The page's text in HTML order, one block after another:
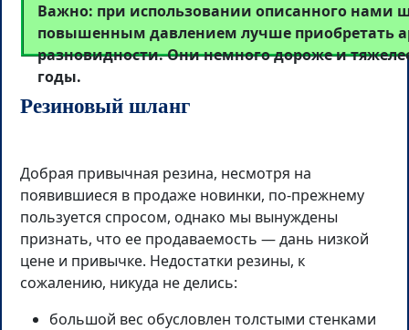
Важно: при использовании описанного нами
повышенным давлением лучше приобретать
разновидности. Они немного дороже и
годы.
Резиновый шланг
Добрая привычная резина, несмотря на
появившиеся в продаже новинки, по-прежнему
пользуется спросом, однако мы вынуждены
признать, что ее продаваемость — дань низкой
цене и привычке. Недостатки резины, к
сожалению, никуда не делись:
большой вес обусловлен толстыми стенками